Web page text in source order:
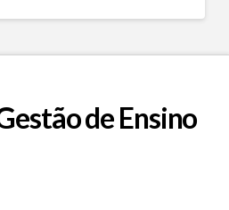
de Ensino